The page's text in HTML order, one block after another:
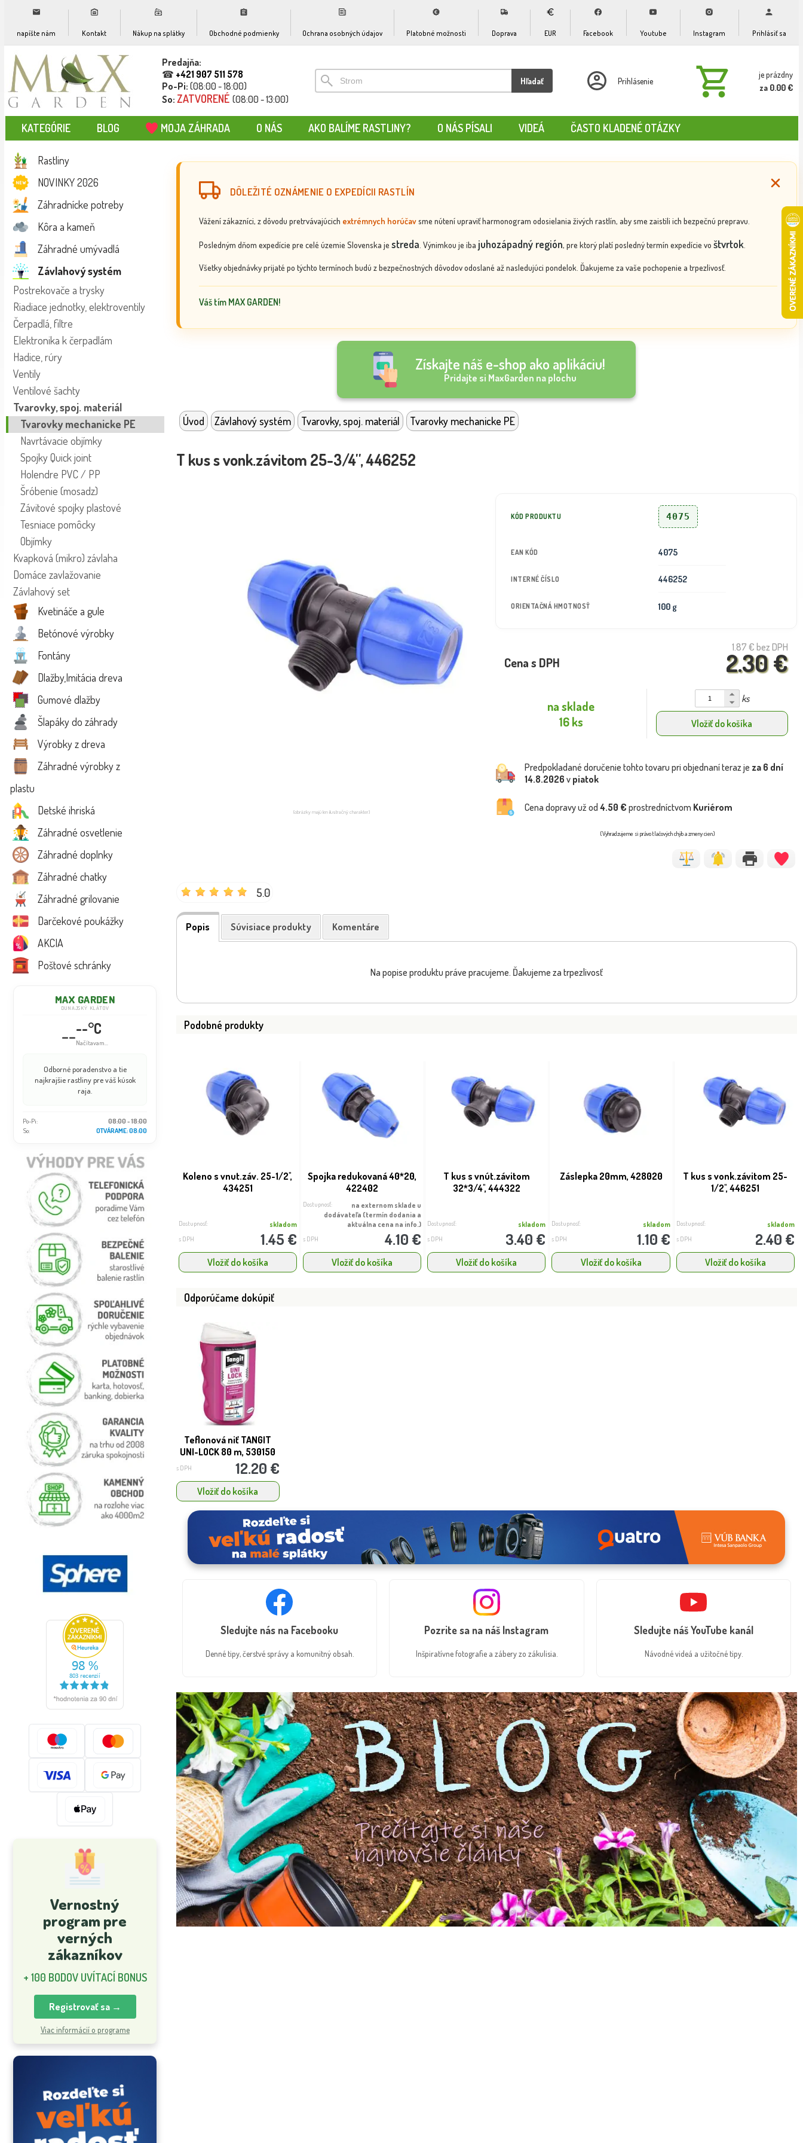
napíšte nám Kontakt Nákup na splátky Obchodné podmienky Ochrana osobných údajov Platobné možnosti Doprava EUR Facebook Youtube Instagram Prihlásiť sa
Predajňa:
☎ +421 907 511 578
Po-Pi: (08:00 - 18:00)
So: ZATVORENÉ (08:00 - 13:00)
Hľadať Prihlásenie
je prázdny
za 0.00 €
KATEGÓRIE BLOG MOJA ZÁHRADA O NÁS AKO BALÍME RASTLINY? O NÁS PÍSALI VIDEÁ ČASTO KLADENÉ OTÁZKY
Rastliny
NOVINKY 2026
Záhradnícke potreby
Kôra a kameň
Záhradné umývadlá
Závlahový systém
Postrekovače a trysky
Riadiace jednotky, elektroventily
Čerpadlá, filtre
Elektronika k čerpadlám
Hadice, rúry
Ventily
Ventilové šachty
Tvarovky, spoj. materiál
Tvarovky mechanicke PE
Navrtávacie objímky
Spojky Quick joint
Holendre PVC / PP
Šróbenie (mosadz)
Závitové spojky plastové
Tesniace pomôcky
Objímky
Kvapková (mikro) závlaha
Domáce zavlažovanie
Závlahový set
Kvetináče a gule
Betónové výrobky
Fontány
Dlažby,Imitácia dreva
Gumové dlažby
Šlapáky do záhrady
Výrobky z dreva
Záhradné výrobky z
plastu
Detské ihriská
Záhradné osvetlenie
Záhradné doplnky
Záhradné chatky
Záhradné grilovanie
Darčekové poukážky
AKCIA
Poštové schránky
MAX GARDEN
DUNAJSKÝ KLÁTOV
----°C
Načítavam...
Odborné poradenstvo a tie
najkrajšie rastliny pre váš kúsok
raja.
Po-Pi:
08:00 - 18:00
So:
OTVÁRAME: 08:00
Vernostný
program pre
verných
zákazníkov
+ 100 BODOV UVÍTACÍ BONUS
Registrovať sa →
Viac informácií o programe
DÔLEŽITÉ OZNÁMENIE O EXPEDÍCII RASTLÍN
Vážení zákazníci, z dôvodu pretrvávajúcich extrémnych horúčavsme nútení upraviť harmonogram odosielania živých rastlín, aby sme zaistili ich bezpečnú prepravu.
Posledným dňom expedície pre celé územie Slovenska je streda . Výnimkou je iba juhozápadný región, pre ktorý platí posledný termín expedície vo štvrtok.
Všetky objednávky prijaté po týchto termínoch budú z bezpečnostných dôvodov odoslané až nasledujúci pondelok. Ďakujeme za vaše pochopenie a trpezlivosť.
Váš tím MAX GARDEN!
Získajte náš e-shop ako aplikáciu!
Pridajte si MaxGarden na plochu
Úvod Závlahový systém Tvarovky, spoj. materiál Tvarovky mechanicke PE
T kus s vonk.závitom 25-3/4'', 446252
(obrázky majú len ilustračný charakter)
KÓD PRODUKTU 4075
EAN KÓD 4075
INTERNÉ ČÍSLO 446252
ORIENTAČNÁ HMOTNOSŤ 100 g
1.87 € bez DPH
2.30 €
Cena s DPH
na sklade
16 ks
ks
Vložiť do košíka
Predpokladané doručenie tohto tovaru pri objednaní teraz je za 6 dní
14.8.2026 v piatok
Cena dopravy už od4.50 € prostredníctvom Kuriérom
(Vyhradzujeme si právo tlačových chýb a zmeny cien)
5.0
Popis Súvisiace produkty Komentáre
Na popise produktu práve pracujeme. Ďakujeme za trpezlivosť
Podobné produkty
Koleno s vnut.záv. 25-1/2'',
434251
Dostupnosť: skladom
s DPH 1.45 €
Vložiť do košíka
Spojka redukovaná 40*20,
422402
Dostupnosť:
na externom sklade u
dodávateľa (termín dodania a
aktuálna cena na info.)
s DPH 4.10 €
Vložiť do košíka
T kus s vnút.závitom
32*3/4'', 444322
Dostupnosť: skladom
s DPH 3.40 €
Vložiť do košíka
Záslepka 20mm, 428020
Dostupnosť: skladom
s DPH 1.10 €
Vložiť do košíka
T kus s vonk.závitom 25-
1/2'', 446251
Dostupnosť: skladom
s DPH 2.40 €
Vložiť do košíka
Odporúčame dokúpiť
Teflonová niť TANGIT
UNI-LOCK 80 m, 530150
s DPH 12.20 €
Vložiť do košíka
Sledujte nás na Facebooku
Denné tipy, čerstvé správy a komunitný obsah.
Pozrite sa na náš Instagram
Inšpiratívne fotografie a zábery zo zákulisia.
Sledujte náš YouTube kanál
Návodné videá a užitočné tipy.